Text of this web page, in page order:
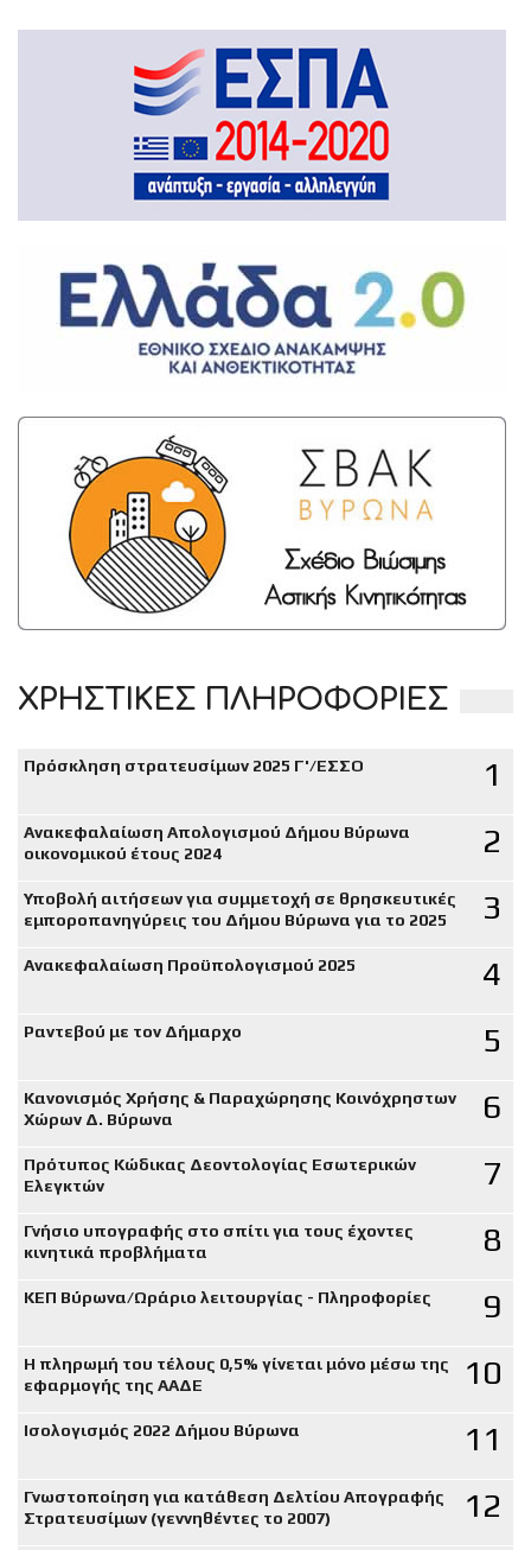
ΧΡΗΣΤΙΚΕΣ ΠΛΗΡΟΦΟΡΙΕΣ
Πρόσκληση στρατευσίμων 2025 Γ'/ΕΣΣΟ 1
Ανακεφαλαίωση Απολογισμού Δήμου Βύρωνα
οικονομικού έτους 2024
2
Υποβολή αιτήσεων για συμμετοχή σε θρησκευτικές
εμποροπανηγύρεις του Δήμου Βύρωνα για το 2025
3
Ανακεφαλαίωση Προϋπολογισμού 2025 4
Ραντεβού με τον Δήμαρχο 5
Κανονισμός Χρήσης & Παραχώρησης Κοινόχρηστων
Χώρων Δ. Βύρωνα
6
Πρότυπος Κώδικας Δεοντολογίας Εσωτερικών
Ελεγκτών
7
Γνήσιο υπογραφής στο σπίτι για τους έχοντες
κινητικά προβλήματα
8
ΚΕΠ Βύρωνα/Ωράριο λειτουργίας - Πληροφορίες 9
Η πληρωμή του τέλους 0,5% γίνεται μόνο μέσω της
εφαρμογής της ΑΑΔΕ
10
Ισολογισμός 2022 Δήμου Βύρωνα 11
Γνωστοποίηση για κατάθεση Δελτίου Απογραφής
Στρατευσίμων (γεννηθέντες το 2007)
12